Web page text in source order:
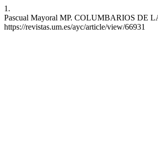
1.
Pascual Mayoral MP. COLUMBARIOS DE
https://revistas.um.es/ayc/article/view/66931